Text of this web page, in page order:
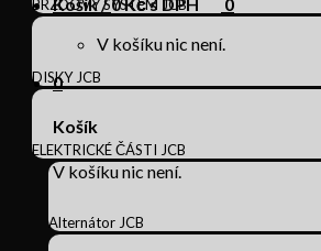
V košíku nic není.
0
Košík
V košíku nic není.
BRZDOVÝ SYSTÉM JCB
DISKY JCB
ELEKTRICKÉ ČÁSTI JCB
Alternátor JCB